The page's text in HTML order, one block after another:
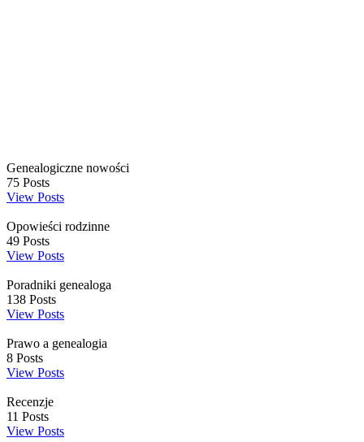
Genealogiczne nowości
75 Posts
View Posts
Opowieści rodzinne
49 Posts
View Posts
Poradniki genealoga
138 Posts
View Posts
Prawo a genealogia
8 Posts
View Posts
Recenzje
11 Posts
View Posts